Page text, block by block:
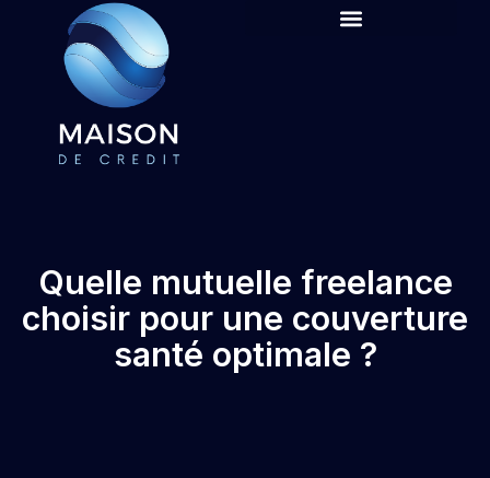
Quelle mutuelle freelance
choisir pour une couverture
santé optimale ?